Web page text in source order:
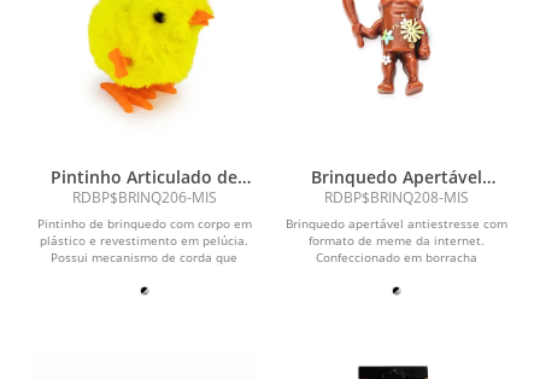
Pintinho Articulado de
Brinquedo
RDBP$BRINQ206-MIS
Pintinho de brinquedo com corpo em
plástico e revestimento em pelúcia.
Possui mecanismo de corda que
Brinquedo Apertável
Antiestresse
RDBP$BRINQ208-MIS
Brinquedo apertável antiestresse com
formato de meme da internet.
Confeccionado em borracha